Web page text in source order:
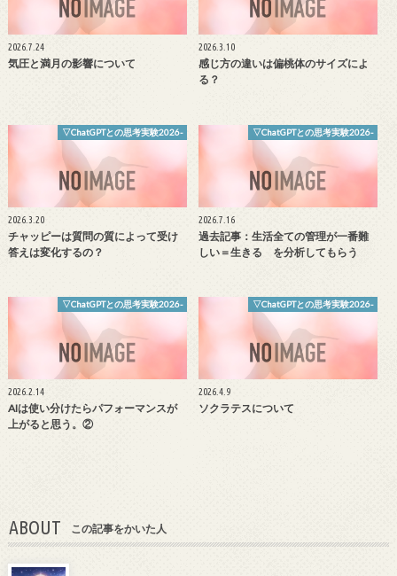
2026.7.24
気圧と満月の影響について
2026.3.10
感じ方の違いは偏桃体のサイズによ
る？
▽ChatGPTとの思考実験2026-
2026.3.20
チャッピーは質問の質によって受け
答えは変化するの？
▽ChatGPTとの思考実験2026-
2026.7.16
過去記事：生活全ての管理が一番難
しい＝生きる を分析してもらう
▽ChatGPTとの思考実験2026-
2026.2.14
AIは使い分けたらパフォーマンスが
上がると思う。②
▽ChatGPTとの思考実験2026-
2026.4.9
ソクラテスについて
ABOUT この記事をかいた人